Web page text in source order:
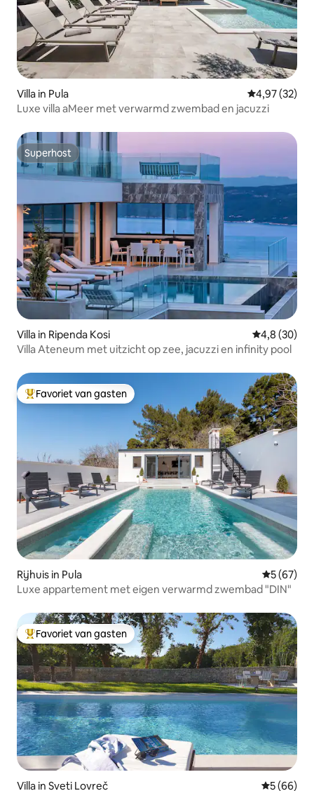
Villa in Pula Gemiddelde
4,97 (32)
Luxe villa aMeer met verwarmd zwembad en jacuzzi
Superhost
Superhost
Villa in Ripenda Kosi Gemiddelde
4,8 (30)
Villa Ateneum met uitzicht op zee, jacuzzi en infinity pool
Topfavoriet van gasten
Favoriet van gasten
Rijhuis in Pula
5 (67)
Luxe appartement met eigen verwarmd zwembad "DIN"
Topfavoriet van gasten
Favoriet van gasten
Villa in Sveti Lovreč
5 (66)